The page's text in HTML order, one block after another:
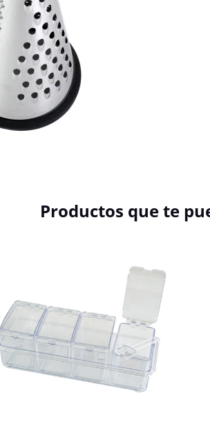
Productos que te